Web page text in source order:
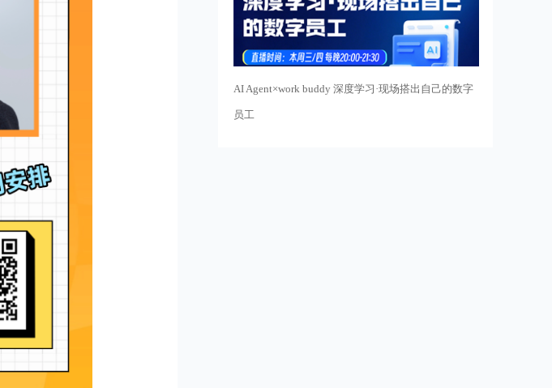
AI Agent×work buddy 深度学习·现场搭出自己的数字
员工